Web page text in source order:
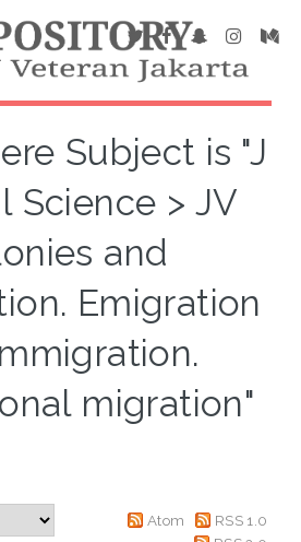
Subject is "J
Science > JV
and
Emigration
migration"
Atom
RSS 1.0